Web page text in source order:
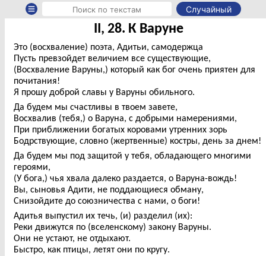
Случайный
II, 28. К Варуне
Это (восхваление) поэта, Адитьи, самодержца
Пусть превзойдет величием все существующие,
(Восхваление Варуны,) который как бог очень приятен для
почитания!
Я прошу доброй славы у Варуны обильного.
Да будем мы счастливы в твоем завете,
Восхвалив (тебя,) о Варуна, с добрыми намерениями,
При приближении богатых коровами утренних зорь
Бодрствующие, словно (жертвенные) костры, день за днем!
Да будем мы под защитой у тебя, обладающего многими
героями,
(У бога,) чья хвала далеко раздается, о Варуна-вождь!
Вы, сыновья Адити, не поддающиеся обману,
Снизойдите до союзничества с нами, о боги!
Адитья выпустил их течь, (и) разделил (их):
Реки движутся по (вселенскому) закону Варуны.
Они не устают, не отдыхают.
Быстро, как птицы, летят они по кругу.